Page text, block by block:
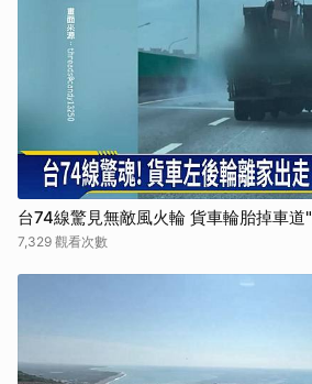
台74線驚見無敵風火輪 貨車輪胎掉車道
7,329 觀看次數